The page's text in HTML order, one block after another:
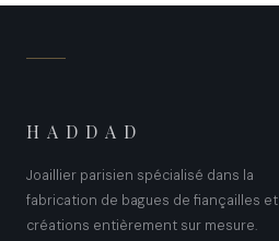
HADDAD
Joaillier parisien spécialisé dans la
fabrication de bagues de fiançailles et
créations entièrement sur mesure.